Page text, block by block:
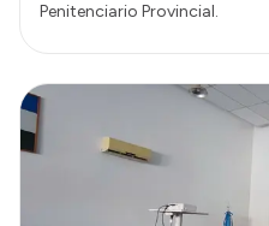
Penitenciario Provincial.